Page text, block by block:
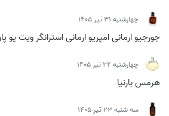
چهارشنبه 31 تیر 1405
جورجیو ارمانی امپریو ارمانی استرانگر ویت یو
چهارشنبه 24 تیر 1405
هرمس بارنیا
سه شنبه 23 تیر 1405